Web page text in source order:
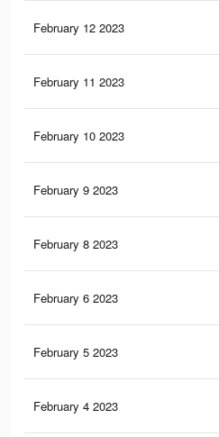
February 12 2023
February 11 2023
February 10 2023
February 9 2023
February 8 2023
February 6 2023
February 5 2023
February 4 2023